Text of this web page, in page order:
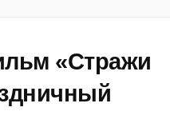
«Стражи